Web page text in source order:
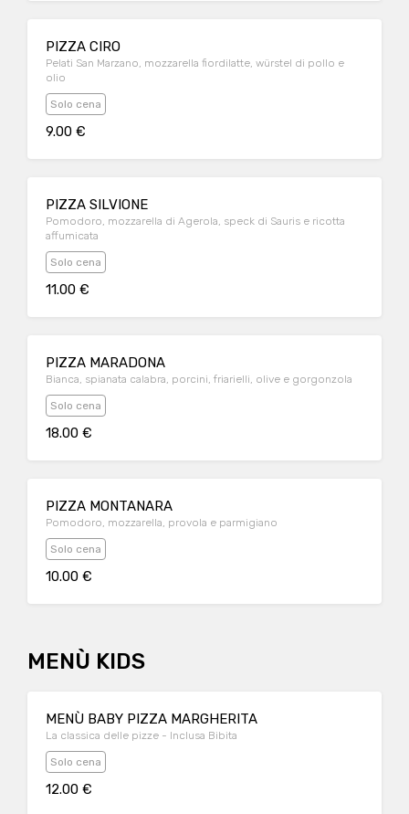
PIZZA CIRO
Pelati San Marzano, mozzarella fiordilatte, würstel di pollo e
olio
Solo cena
9.00 €
PIZZA SILVIONE
Pomodoro, mozzarella di Agerola, speck di Sauris e ricotta
affumicata
Solo cena
11.00 €
PIZZA MARADONA
Bianca, spianata calabra, porcini, friarielli, olive e gorgonzola
Solo cena
18.00 €
PIZZA MONTANARA
Pomodoro, mozzarella, provola e parmigiano
Solo cena
10.00 €
MENÙ KIDS
MENÙ BABY PIZZA MARGHERITA
La classica delle pizze - Inclusa Bibita
Solo cena
12.00 €